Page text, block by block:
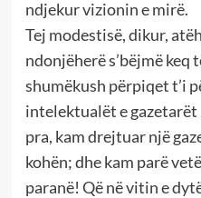
ndjekur vizionin e mirë.
Tej modestisë, dikur,
ndonjëherë s’bëjmë keq
shumëkush përpiqet t’i
intelektualët e gazetarët
pra, kam drejtuar një
kohën; dhe kam parë
paranë! Që në vitin e